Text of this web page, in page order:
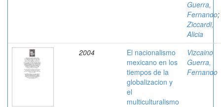
Guerra,
Fernando;
Ziccardi,
Alicia
2004
El nacionalismo
mexicano en los
tiempos de la
globalizacion y
el
multiculturalismo
Vizcaino
Guerra,
Fernando